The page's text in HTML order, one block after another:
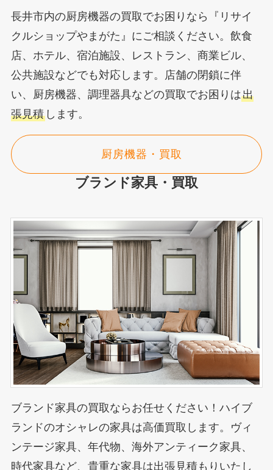
長井市内の厨房機器の買取でお困りなら『リサイ
クルショップやまがた』にご相談ください。飲食
店、ホテル、宿泊施設、レストラン、商業ビル、
公共施設などでも対応します。店舗の閉鎖に伴
い、厨房機器、調理器具などの買取でお困りは出
張見積します。
厨房機器・買取
ブランド家具・買取
ブランド家具の買取ならお任せください！ハイブ
ランドのオシャレの家具は高価買取します。ヴィ
ンテージ家具、年代物、海外アンティーク家具、
時代家具など、貴重な家具は出張見積もりいたし